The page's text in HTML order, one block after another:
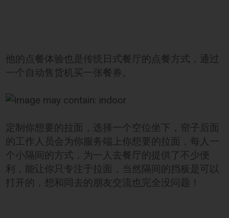
他的点餐体验也是传统日式餐厅的点餐方式，通过
一个自动售货机买一张餐券。
定制你想要的拉面，选择一个空位坐下，帘子后面
的工作人员会为你服务端上你想要的拉面，每人一
个小隔间的方式，为一人去餐厅的提供了不少便
利，能让你只专注于拉面，当然隔间的挡板是可以
打开的，想和同去的朋友交流也完全没问题！